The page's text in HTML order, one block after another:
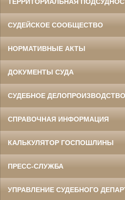
СУДЕЙСКОЕ СООБЩЕСТВО
НОРМАТИВНЫЕ АКТЫ
ДОКУМЕНТЫ СУДА
СУДЕБНОЕ ДЕЛОПРОИЗВОДСТВО
СПРАВОЧНАЯ ИНФОРМАЦИЯ
КАЛЬКУЛЯТОР ГОСПОШЛИНЫ
ПРЕСС-СЛУЖБА
УПРАВЛЕНИЕ СУДЕБНОГО